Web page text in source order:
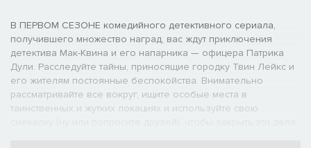
В ПЕРВОМ СЕЗОНЕ комедийного детективного сериала,
получившего множество наград, вас ждут приключения
детектива Мак-Квина и его напарника — офицера Патрика
Дули. Расследуйте тайны, приносящие городку Твин Лейкс и
его жителям постоянные беспокойства. Внимательно
рассматривайте все вокруг, ищите особые места в
таинственных и жутких локациях и используйте свою